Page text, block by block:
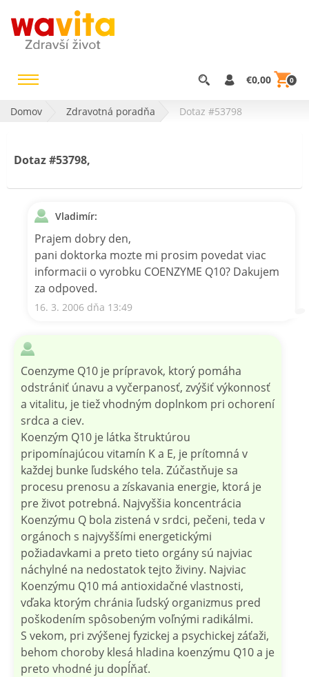
€0,00 0
Domov Zdravotná poradňa Dotaz #53798
Dotaz #53798,
Vladimír:
Prajem dobry den,
pani doktorka mozte mi prosim povedat viac
informacii o vyrobku COENZYME Q10? Dakujem
za odpoved.
16. 3. 2006 dňa 13:49
Coenzyme Q10 je prípravok, ktorý pomáha
odstrániť únavu a vyčerpanosť, zvýšiť výkonnosť
a vitalitu, je tiež vhodným doplnkom pri ochorení
srdca a ciev.
Koenzým Q10 je látka štruktúrou
pripomínajúcou vitamín K a E, je prítomná v
každej bunke ľudského tela. Zúčastňuje sa
procesu prenosu a získavania energie, ktorá je
pre život potrebná. Najvyššia koncentrácia
Koenzýmu Q bola zistená v srdci, pečeni, teda v
orgánoch s najvyššími energetickými
požiadavkami a preto tieto orgány sú najviac
náchylné na nedostatok tejto živiny. Najviac
Koenzýmu Q10 má antioxidačné vlastnosti,
vďaka ktorým chránia ľudský organizmus pred
poškodením spôsobeným voľnými radikálmi.
S vekom, pri zvýšenej fyzickej a psychickej záťaži,
behom choroby klesá hladina koenzýmu Q10 a je
preto vhodné ju dopĺňať.